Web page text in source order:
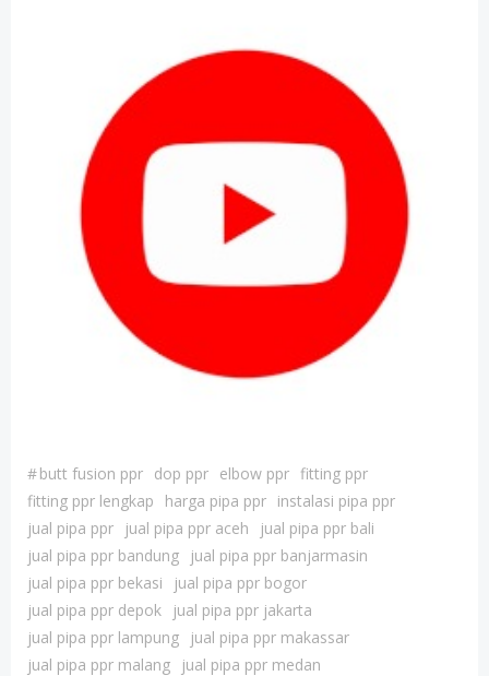
#butt fusion ppr dop ppr elbow ppr fitting ppr
fitting ppr lengkap
harga pipa ppr instalasi pipa ppr
jual pipa ppr
jual pipa ppr aceh
jual pipa ppr bali
jual pipa ppr bandung
jual pipa ppr banjarmasin
jual pipa ppr bekasi
jual pipa ppr bogor
jual pipa ppr depok
jual pipa ppr jakarta
jual pipa ppr lampung
jual pipa ppr makassar
jual pipa ppr malang
jual pipa ppr medan